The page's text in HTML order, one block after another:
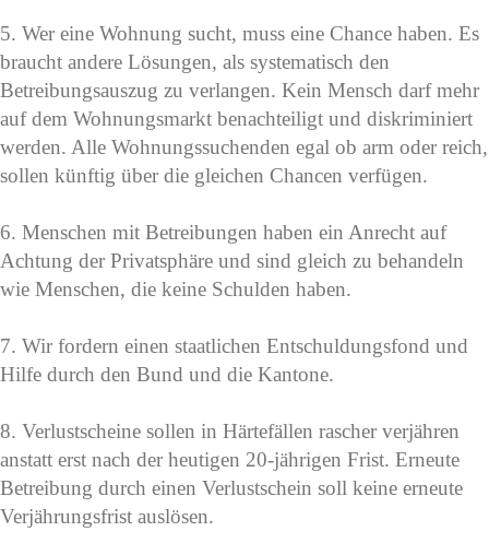
5. Wer eine Wohnung sucht, muss eine Chance haben. Es
braucht andere Lösungen, als systematisch den
Betreibungsauszug zu verlangen. Kein Mensch darf mehr
auf dem Wohnungsmarkt benachteiligt und diskriminiert
werden. Alle Wohnungssuchenden egal ob arm oder reich,
sollen künftig über die gleichen Chancen verfügen.
6. Menschen mit Betreibungen haben ein Anrecht auf
Achtung der Privatsphäre und sind gleich zu behandeln
wie Menschen, die keine Schulden haben.
7. Wir fordern einen staatlichen Entschuldungsfond und
Hilfe durch den Bund und die Kantone.
8. Verlustscheine sollen in Härtefällen rascher verjähren
anstatt erst nach der heutigen 20-jährigen Frist. Erneute
Betreibung durch einen Verlustschein soll keine erneute
Verjährungsfrist auslösen.